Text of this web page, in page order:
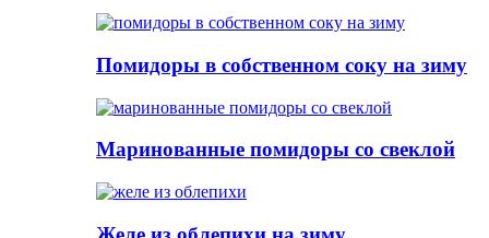
Помидоры в собственном соку на зиму
Маринованные помидоры со свеклой